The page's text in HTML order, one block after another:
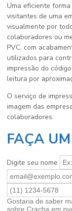
Uma eficiente
visitantes de uma
visualmente por
colaboradores ou
PVC, com
utilizados para
impressão do
leitura por
O serviço de
imagem das
colaboradores.
FAÇA
Digite seu nome